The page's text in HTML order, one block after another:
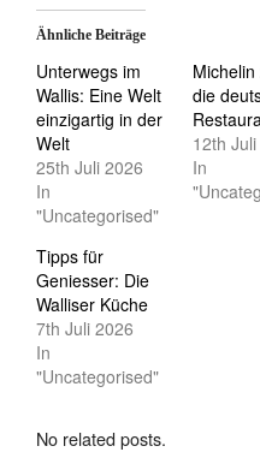
Ähnliche Beiträge
Unterwegs im
Wallis: Eine Welt
einzigartig in der
Welt
25th Juli 2026
In
"Uncategorised"
die
12th
In
Tipps für
Geniesser: Die
Walliser Küche
7th Juli 2026
In
"Uncategorised"
No related posts.